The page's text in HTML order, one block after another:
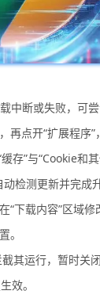
中断或失败，可
再点开“扩展程序
存”与“Cookie
检测更新并完成
下载内容”区域
。
其运行，暂
效。